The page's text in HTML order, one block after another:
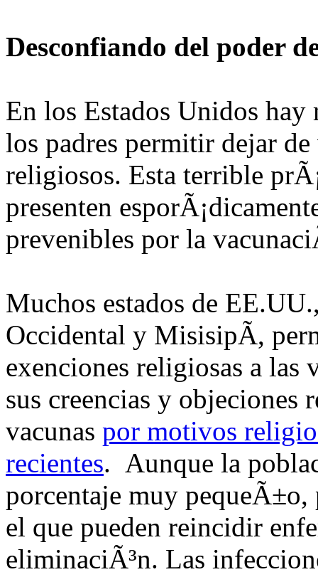
Desconfiando del poder
En los Estados Unidos hay
los padres permitir dejar
religiosos. Esta terrible
presenten
prevenibles por la
Muchos estados de
Occidental y MisisipÃ­,
exenciones religiosas a las
sus creencias y objeciones
vacunas por motivos
recientes. Aunque la
porcentaje muy
el que pueden reincidir
eliminaciÃ³n. Las